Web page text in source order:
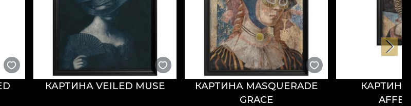
КАРТИНА VEILED MUSE
КАРТИНА MASQUERADE
GRACE
КАРТИНА